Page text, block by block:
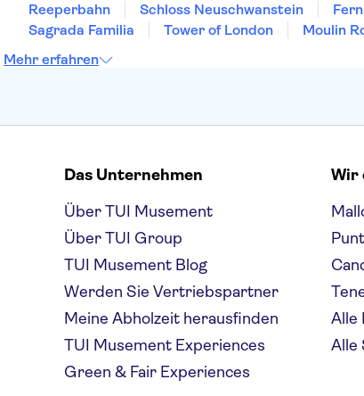
Reeperbahn Schloss Neuschwanstein
Sagrada Familia
Tower of London Moulin
Mehr erfahren
Das Unternehmen
Über TUI Musement
Über TUI Group
TUI Musement Blog
Werden Sie Vertriebspartner
Meine Abholzeit herausfinden
TUI Musement Experiences
Green & Fair Experiences
Wir
Alle
Alle